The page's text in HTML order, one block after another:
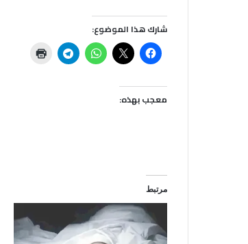
شارك هذا الموضوع:
معجب بهذه:
مرتبط